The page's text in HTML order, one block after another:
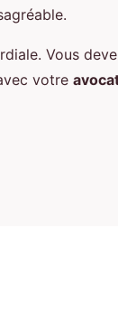
Vous
votre